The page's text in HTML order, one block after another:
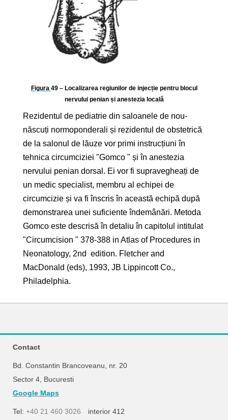
Figura 49– Localizarea regiunilor de injecție pentru blocul
nervului penian și anestezia locală
Rezidentul de pediatrie din saloanele de nou-
născuți normoponderali și rezidentul de obstetrică
de la salonul de lăuze vor primi instrucțiuni în
tehnica circumciziei "Gomco " și în anestezia
nervului penian dorsal. Ei vor fi supravegheați de
un medic specialist, membru al echipei de
circumcizie și va fi înscris în această echipă după
demonstrarea unei suficiente îndemânări. Metoda
Gomco este descrisă în detaliu în capitolul intitulat
"Circumcision " 378-388 in Atlas of Procedures in
Neonatology, 2nd edition. Fletcher and
MacDonald (eds), 1993, JB Lippincott Co.,
Philadelphia.
Contact
Bd. Constantin Brancoveanu, nr. 20
Sector 4, Bucuresti
Google Maps
Tel: +40 21 460 3026
interior 412